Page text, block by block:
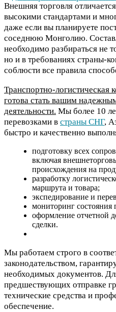
Внешняя торговля
высокими стандартами и
даже если вы планируете
соседнюю Монголию.
необходимо разбираться не
но и в требованиях страны-
соблюсти все правила
Транспортно-
готова стать вашим
деятельности. Мы более 10
перевозками в страны СНГ,
быстро и качественно
подготовку всех
включая
происхождения на
разработку
маршрута и товара;
экспедирование и
мониторинг состояния
оформление отчетной
сделки.
Мы работаем строго в
законодательством,
необходимых документов.
предшествующих отправке
технические средства и
обеспечение.